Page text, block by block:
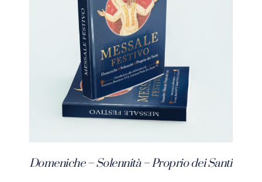
Domeniche – Solennità – Proprio dei Santi